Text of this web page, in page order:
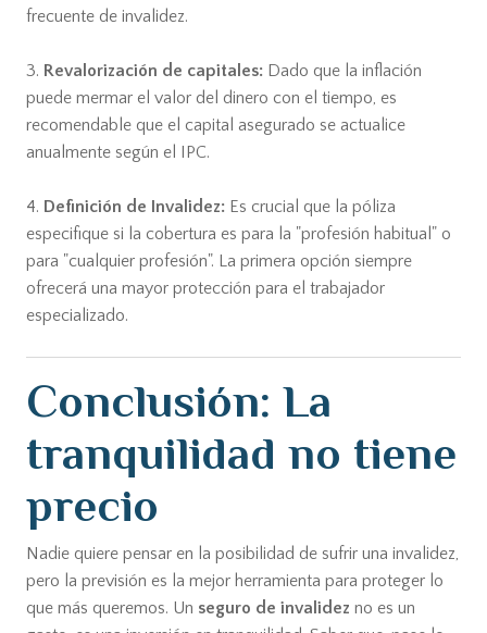
frecuente de invalidez.
3. Revalorización de capitales:Dado que la inflación
puede mermar el valor del dinero con el tiempo, es
recomendable que el capital asegurado se actualice
anualmente según el IPC.
4. Definición de Invalidez:Es crucial que la póliza
especifique si la cobertura es para la "profesión habitual" o
para "cualquier profesión". La primera opción siempre
ofrecerá una mayor protección para el trabajador
especializado.
Conclusión: La
tranquilidad no tiene
precio
Nadie quiere pensar en la posibilidad de sufrir una invalidez,
pero la previsión es la mejor herramienta para proteger lo
que más queremos. Un seguro de invalidez no es un